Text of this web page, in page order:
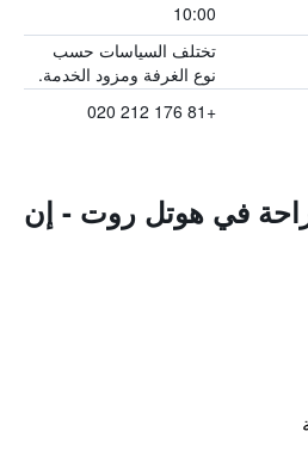
10:00
تختلف السياسات حسب
نوع الغرفة ومزود الخدمة.
+81 176 212 020
في هوتل روت - إن